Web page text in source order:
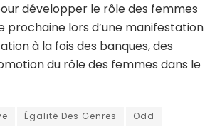
développer le rôle des femmes
prochaine lors d’une manifestation
à la fois des banques, des
du rôle des femmes dans le
Égalité Des Genres Odd